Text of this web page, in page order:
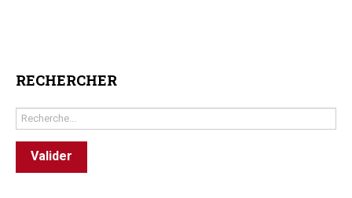
RECHERCHER
Rechercher
Valider